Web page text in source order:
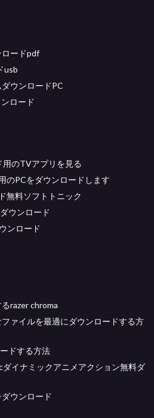
ロードpdf
usb
ウンロードPC
ロード
のTVアプリを見る
のPCをダウンロードします
無料ソフトトニック
ウンロード
ンロード
razer chroma
ァイルを最適にダウンロードする方
ドする方法
イナミックアニメアクション無料ダ
ウンロード